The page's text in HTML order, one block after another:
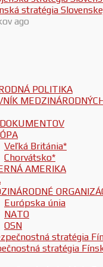
stratégia
ago
POLITIKA
Veľká Británia*
Chorvátsko*
AMERIKA
Európska únia
NATO
OSN
stratégia